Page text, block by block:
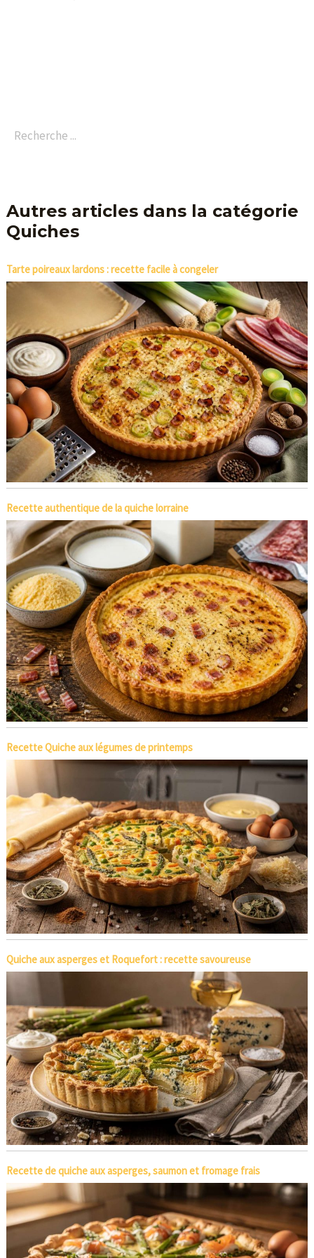
Autres articles dans la catégorie
Quiches
Tarte poireaux lardons : recette facile à congeler
Recette authentique de la quiche lorraine
Recette Quiche aux légumes de printemps
Quiche aux asperges et Roquefort : recette savoureuse
Recette de quiche aux asperges, saumon et fromage frais